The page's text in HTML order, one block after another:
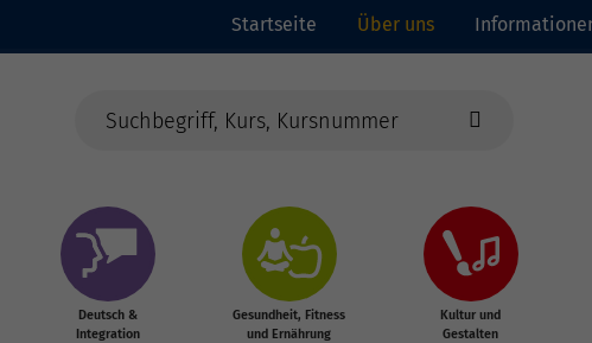
Startseite Über uns
Deutsch &
Integration
Gesundheit, Fitness
und Ernährung
Kultur und
Gestalten